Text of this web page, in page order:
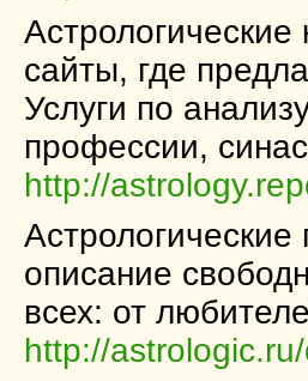
сайты, где
Услуги по
профессии,
http://
описание
всех: от
http://